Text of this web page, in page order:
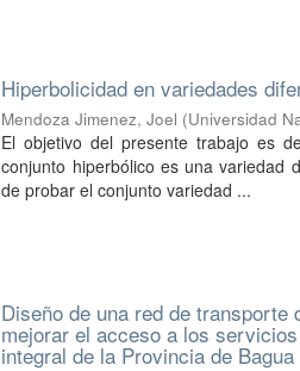
Hiperbolicidad en variedades
Mendoza Jimenez, Joel (Universidad
El objetivo del presente trabajo es
conjunto hiperbólico es una variedad
de probar el conjunto variedad ...
Diseño de una red de
mejorar el acceso a los
integral de la Provincia de Bagua